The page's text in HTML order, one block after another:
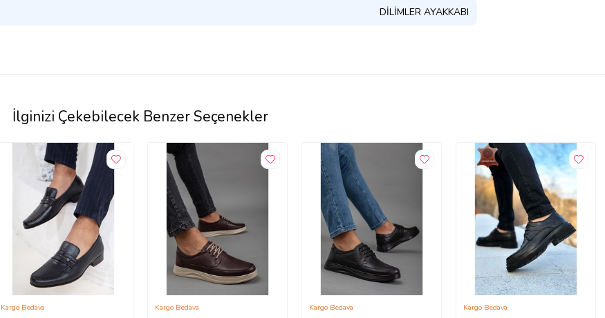
DİLİMLER AYAKKABI
İlginizi Çekebilecek Benzer Seçenekler
Kargo Bedava Kargo Bedava Kargo Bedava Kargo Bedava